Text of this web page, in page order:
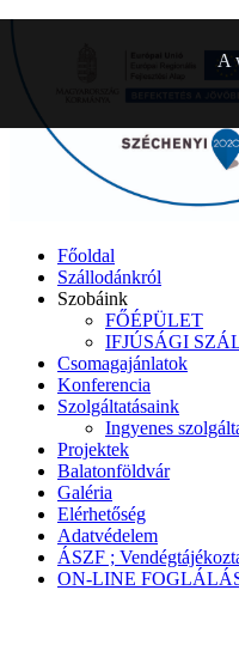
A
Főoldal
Szállodánkról
Szobáink
FŐÉPÜLET
IFJÚSÁGI
Csomagajánlatok
Konferencia
Szolgáltatásaink
Ingyenes
Projektek
Balatonföldvár
Galéria
Elérhetőség
Adatvédelem
ÁSZF ;
ON-LINE